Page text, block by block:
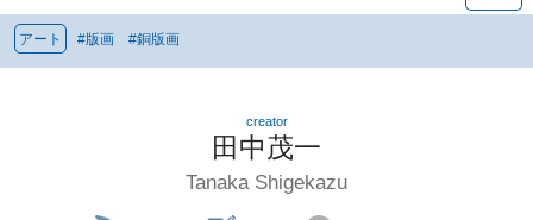
アート #版画 #銅版画
creator
田中茂一
Tanaka Shigekazu